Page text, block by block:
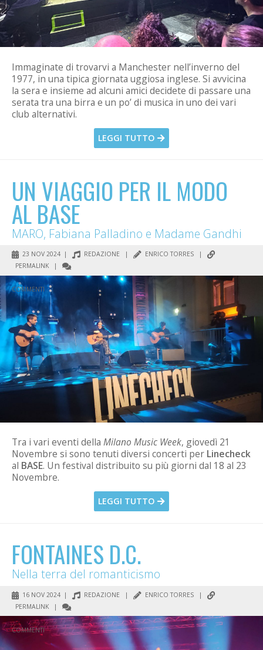
Immaginate di trovarvi a Manchester nell’inverno del
1977, in una tipica giornata uggiosa inglese. Si avvicina
la sera e insieme ad alcuni amici decidete di passare una
serata tra una birra e un po’ di musica in uno dei vari
club alternativi.
LEGGI TUTTO
UN VIAGGIO PER IL MODO
AL BASE
MARO, Fabiana Palladino e Madame Gandhi
23 NOV 2024 | REDAZIONE | ENRICO TORRES
|
PERMALINK
|
COMMENTI
Tra i vari eventi della Milano Music Week, giovedì 21
Novembre si sono tenuti diversi concerti per Linecheck
al BASE. Un festival distribuito su più giorni dal 18 al 23
Novembre.
LEGGI TUTTO
FONTAINES D.C.
Nella terra del romanticismo
16 NOV 2024 | REDAZIONE | ENRICO TORRES
|
PERMALINK
|
COMMENTI